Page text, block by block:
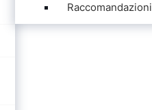
Raccomandazioni